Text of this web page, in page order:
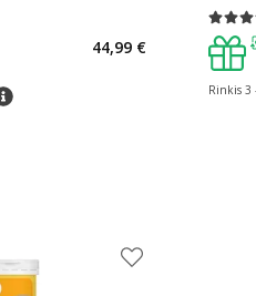
klubo narių nuolaida:
44,99 €
Rinkis 3